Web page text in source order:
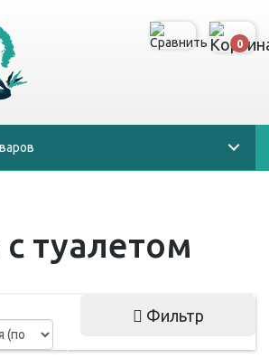
0
туалетом
Фильтр